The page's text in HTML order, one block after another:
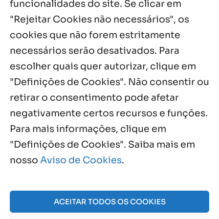
funcionalidades do site. Se clicar em
"Rejeitar Cookies não necessários", os
cookies que não forem estritamente
necessários serão desativados. Para
escolher quais quer autorizar, clique em
"Definições de Cookies". Não consentir ou
retirar o consentimento pode afetar
negativamente certos recursos e funções.
Para mais informações, clique em
"Definições de Cookies". Saiba mais em
nosso Aviso de Cookies.
ACEITAR TODOS OS COOKIES
Palavra Diária (07/08/2026)
Notícias por Categoria
Próximos Eventos
Agosto, 2026